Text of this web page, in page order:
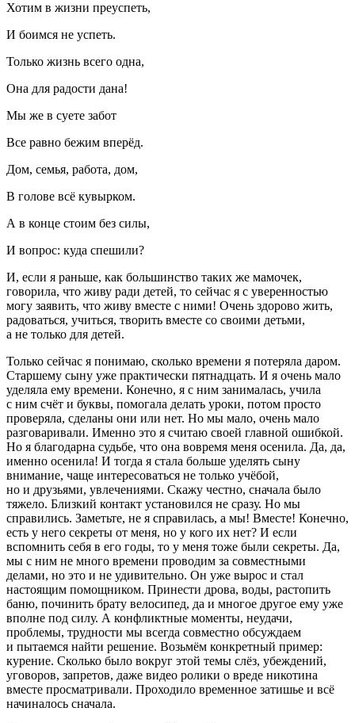
Хотим в жизни преуспеть,
И боимся не успеть.
Только жизнь всего одна,
Она для радости дана!
Мы же в суете забот
Все равно бежим вперёд.
Дом, семья, работа, дом,
В голове всё кувырком.
А в конце стоим без силы,
И вопрос: куда спешили?
И, если я раньше, как большинство таких же мамочек,
говорила, что живу ради детей, то сейчас я с уверенностью
могу заявить, что живу вместе с ними! Очень здорово жить,
радоваться, учиться, творить вместе со своими детьми,
а не только для детей.
Только сейчас я понимаю, сколько времени я потеряла даром.
Старшему сыну уже практически пятнадцать. И я очень мало
уделяла ему времени. Конечно, я с ним занималась, учила
с ним счёт и буквы, помогала делать уроки, потом просто
проверяла, сделаны они или нет. Но мы мало, очень мало
разговаривали. Именно это я считаю своей главной ошибкой.
Но я благодарна судьбе, что она вовремя меня осенила. Да, да,
именно осенила! И тогда я стала больше уделять сыну
внимание, чаще интересоваться не только учёбой,
но и друзьями, увлечениями. Скажу честно, сначала было
тяжело. Близкий контакт установился не сразу. Но мы
справились. Заметьте, не я справилась, а мы! Вместе! Конечно,
есть у него секреты от меня, но у кого их нет? И если
вспомнить себя в его годы, то у меня тоже были секреты. Да,
мы с ним не много времени проводим за совместными
делами, но это и не удивительно. Он уже вырос и стал
настоящим помощником. Принести дрова, воды, растопить
баню, починить брату велосипед, да и многое другое ему уже
вполне под силу. А конфликтные моменты, неудачи,
проблемы, трудности мы всегда совместно обсуждаем
и пытаемся найти решение. Возьмём конкретный пример:
курение. Сколько было вокруг этой темы слёз, убеждений,
уговоров, запретов, даже видео ролики о вреде никотина
вместе просматривали. Проходило временное затишье и всё
начиналось сначала.